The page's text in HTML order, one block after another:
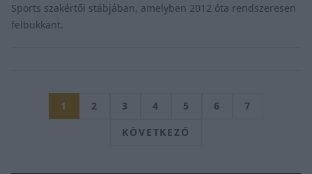
Sports szakértői stábjában, amelyben 2012 óta rendszeresen
felbukkant.
1 2 3 4 5 6
7
KÖVETKEZŐ